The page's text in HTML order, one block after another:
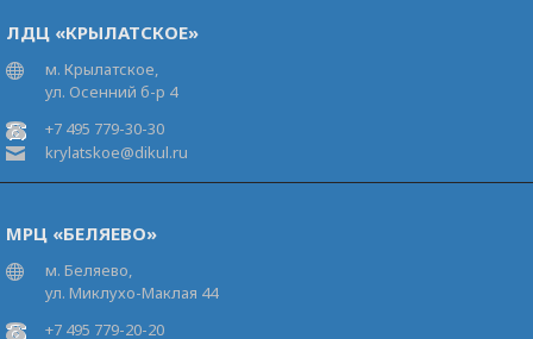
ЛДЦ «КРЫЛАТСКОЕ»
м. Крылатское,
ул. Осенний б-р 4
+7 495 779-30-30
krylatskoe@dikul.ru
МРЦ «БЕЛЯЕВО»
м. Беляево,
ул. Миклухо-Маклая 44
+7 495 779-20-20